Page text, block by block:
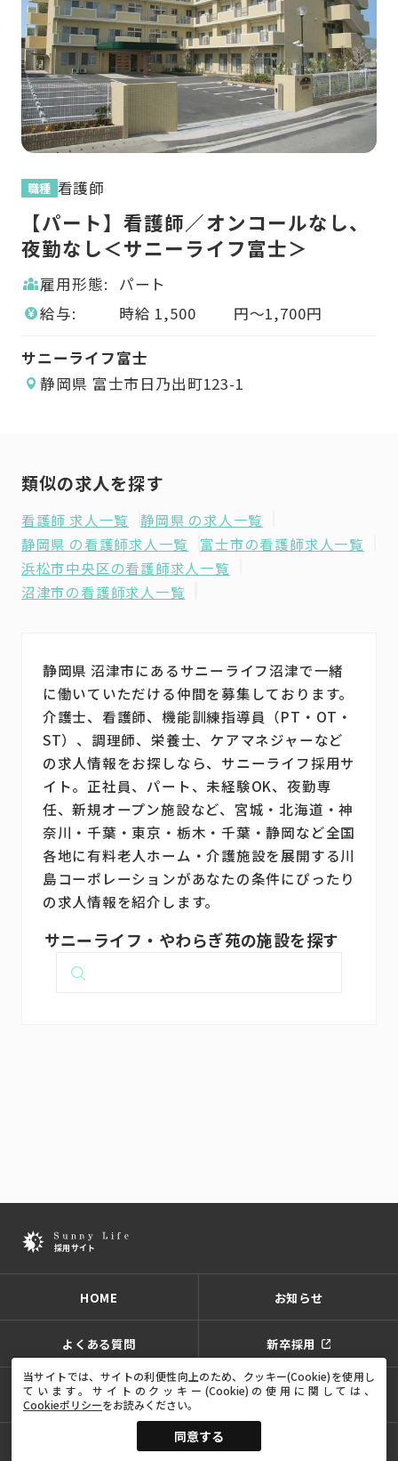
職種 看護師
【パート】看護師／オンコールなし、
夜勤なし＜サニーライフ富士＞
雇用形態:
パート
給与:
時給 1,500 円〜1,700円
サニーライフ富士
静岡県 富士市日乃出町123-1
類似の求人を探す
看護師 求人一覧
静岡県 の求人一覧
静岡県 の看護師求人一覧
富士市の看護師求人一覧
浜松市中央区の看護師求人一覧
沼津市の看護師求人一覧
静岡県 沼津市にあるサニーライフ沼津で一緒
に働いていただける仲間を募集しております。
介護士、看護師、機能訓練指導員（PT・OT・
ST）、調理師、栄養士、ケアマネジャーなど
の求人情報をお探しなら、サニーライフ採用サ
イト。正社員、パート、未経験OK、夜勤専
任、新規オープン施設など、宮城・北海道・神
奈川・千葉・東京・栃木・千葉・静岡など全国
各地に有料老人ホーム・介護施設を展開する川
島コーポレーションがあなたの条件にぴったり
の求人情報を紹介します。
サニーライフ・やわらぎ苑の施設を探す
HOME お知らせ
よくある質問 新卒採用
プライバシーポリシーサイトポリシーサイトマップ
Copyright ©サニーライフ All Rights Reserved.
当サイトでは、サイトの利便性向上のため、クッキー(Cookie)を使用し
ています。サイトのクッキー(Cookie)の使用に関しては、
Cookieポリシーをお読みください。
同意する